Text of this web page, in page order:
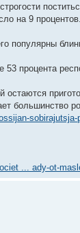
на 9 процентов.
популярны
процента
большинство
... ady-ot-